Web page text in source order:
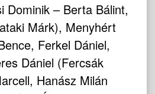
Dominik – Berta Bálint,
Márk), Menyhért
Ferkel Dániel,
Dániel (Fercsák
Hanász Milán